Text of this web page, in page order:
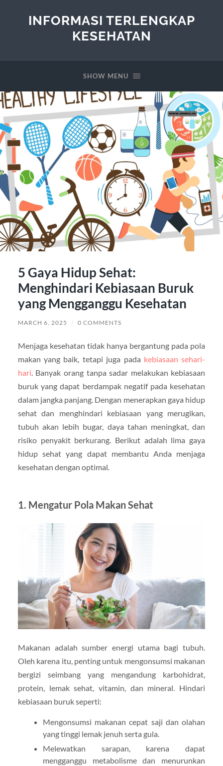
INFORMASI TERLENGKAP
KESEHATAN
SHOW MENU
5 Gaya Hidup Sehat:
Menghindari Kebiasaan Buruk
yang Mengganggu Kesehatan
MARCH 6, 2025 / 0 COMMENTS
Menjaga kesehatan tidak hanya bergantung pada pola
makan yang baik, tetapi juga pada kebiasaan sehari-
hari. Banyak orang tanpa sadar melakukan kebiasaan
buruk yang dapat berdampak negatif pada kesehatan
dalam jangka panjang. Dengan menerapkan gaya hidup
sehat dan menghindari kebiasaan yang merugikan,
tubuh akan lebih bugar, daya tahan meningkat, dan
risiko penyakit berkurang. Berikut adalah lima gaya
hidup sehat yang dapat membantu Anda menjaga
kesehatan dengan optimal.
1. Mengatur Pola Makan Sehat
Makanan adalah sumber energi utama bagi tubuh.
Oleh karena itu, penting untuk mengonsumsi makanan
bergizi seimbang yang mengandung karbohidrat,
protein, lemak sehat, vitamin, dan mineral. Hindari
kebiasaan buruk seperti:
Mengonsumsi makanan cepat saji dan olahan
yang tinggi lemak jenuh serta gula.
Melewatkan sarapan, karena dapat
mengganggu metabolisme dan menurunkan